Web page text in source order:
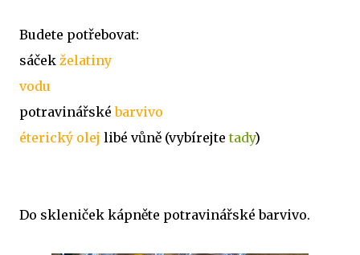
Budete potřebovat:
sáček želatiny
vodu
potravinářskébarvivo
éterický olej libé vůně (vybírejte tady)
Do skleniček kápněte potravinářské barvivo.